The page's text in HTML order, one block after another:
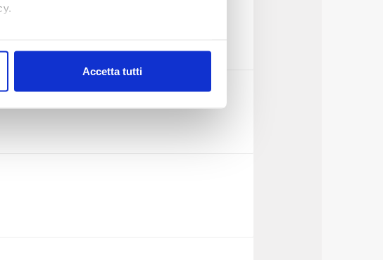
specifiche (impronte
nella
funzionalità di base quali la
manifestate dall’Utente e con i
si occupano di analisi dei dati web,
informazioni che l’Utente ha fornito
Accetta tutti